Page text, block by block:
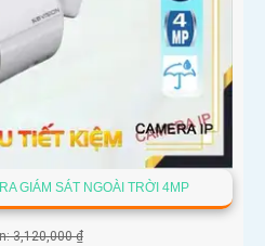
GIÁM SÁT NGOÀI TRỜI 4MP
3,120,000 ₫